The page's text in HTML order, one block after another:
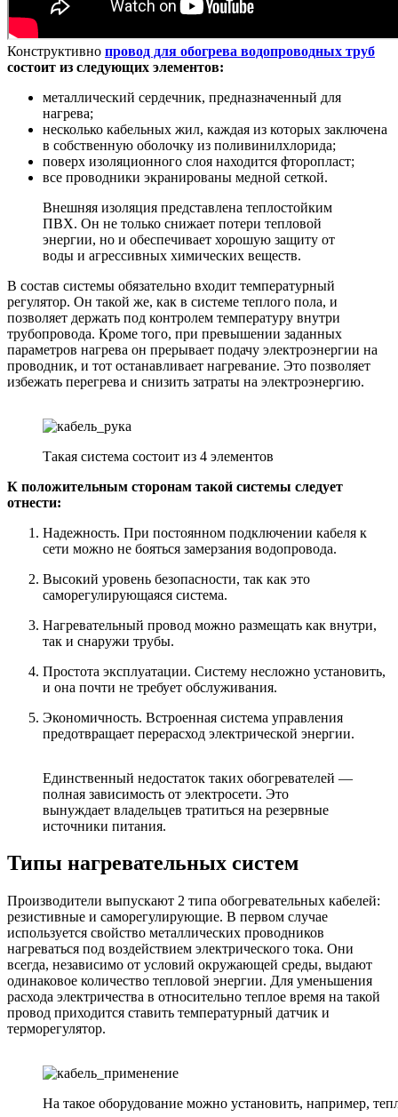
Конструктивно провод для обогрева водопроводных труб
состоит из следующих элементов:
металлический сердечник, предназначенный для
нагрева;
несколько кабельных жил, каждая из которых заключена
в собственную оболочку из поливинилхлорида;
поверх изоляционного слоя находится фторопласт;
все проводники экранированы медной сеткой.
Внешняя изоляция представлена теплостойким
ПВХ. Он не только снижает потери тепловой
энергии, но и обеспечивает хорошую защиту от
воды и агрессивных химических веществ.
В состав системы обязательно входит температурный
регулятор. Он такой же, как в системе теплого пола, и
позволяет держать под контролем температуру внутри
трубопровода. Кроме того, при превышении заданных
параметров нагрева он прерывает подачу электроэнергии на
проводник, и тот останавливает нагревание. Это позволяет
избежать перегрева и снизить затраты на электроэнергию.
Такая система состоит из 4 элементов
К положительным сторонам такой системы следует
отнести:
Надежность. При постоянном подключении кабеля к
сети можно не бояться замерзания водопровода.
Высокий уровень безопасности, так как это
саморегулирующаяся система.
Нагревательный провод можно размещать как внутри,
так и снаружи трубы.
Простота эксплуатации. Систему несложно установить,
и она почти не требует обслуживания.
Экономичность. Встроенная система управления
предотвращает перерасход электрической энергии.
Единственный недостаток таких обогревателей —
полная зависимость от электросети. Это
вынуждает владельцев тратиться на резервные
источники питания.
Типы нагревательных систем
Производители выпускают 2 типа обогревательных кабелей:
резистивные и саморегулирующие. В первом случае
используется свойство металлических проводников
нагреваться под воздействием электрического тока. Они
всегда, независимо от условий окружающей среды, выдают
одинаковое количество тепловой энергии. Для уменьшения
расхода электричества в относительно теплое время на такой
провод приходится ставить температурный датчик и
терморегулятор.
На такое оборудование можно установить, например,